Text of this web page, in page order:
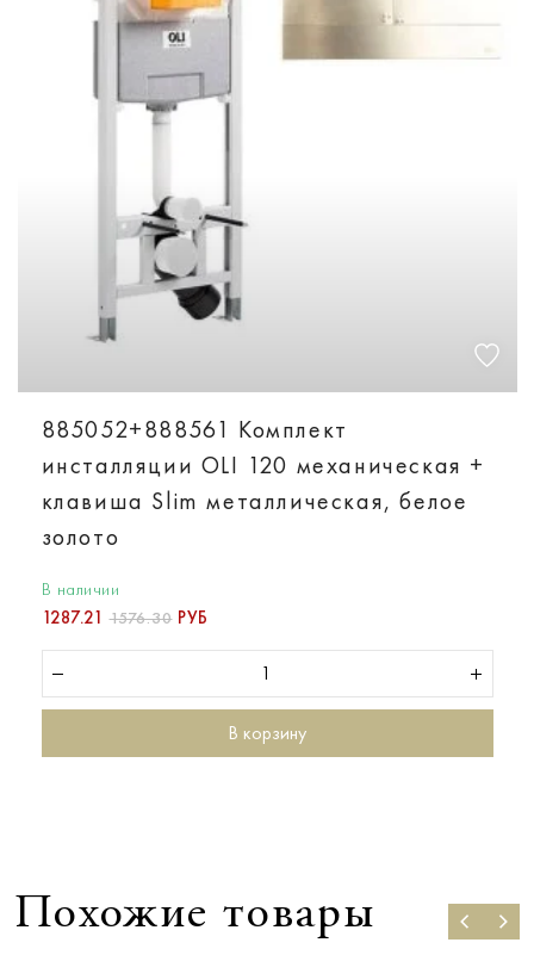
885052+888561 Комплект
инсталляции OLI 120 механическая +
клавиша Slim металлическая, белое
золото
В наличии
1287.211576.30РУБ
В корзину
Похожие товары